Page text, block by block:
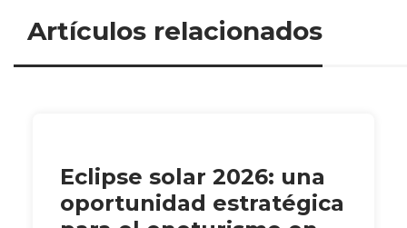
Artículos relacionados
Eclipse solar 2026: una
oportunidad estratégica